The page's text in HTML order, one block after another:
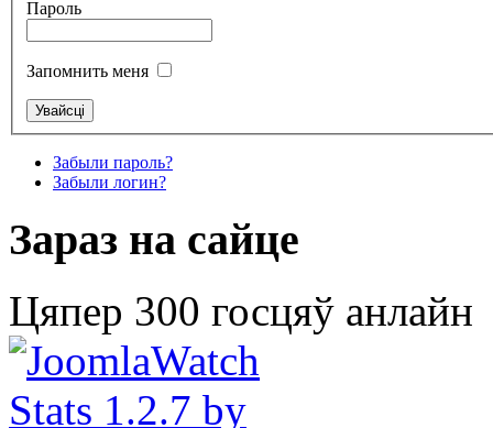
Пароль
Запомнить меня
Забыли пароль?
Забыли логин?
Зараз на сайце
Цяпер 300 госцяў анлайн